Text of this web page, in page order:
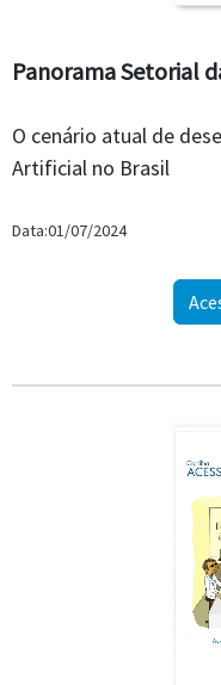
Panorama Setorial
O cenário atual de
Artificial no Brasil
Data:01/07/2024